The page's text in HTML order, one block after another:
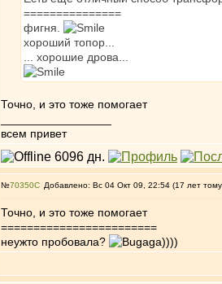
===============
фигня.
хороший топор...
... хорошие дрова...
Точно, и это тоже помогает
всем привет
№70350 Добавлено: Вс 04 Окт 09, 22:54 (17 лет
Точно, и это тоже помогает
========================
неужто пробовала?
))))